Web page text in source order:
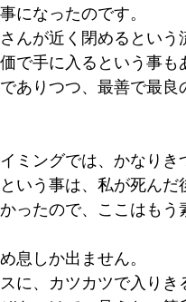
になったのです。
んが近く閉めるとい
で手に入るという事
ありつつ、最善で最良
ミングでは、かなり
いう事は、私が死ん
ったので、ここはもう
息しか出ません。
に、カツカツで入りき